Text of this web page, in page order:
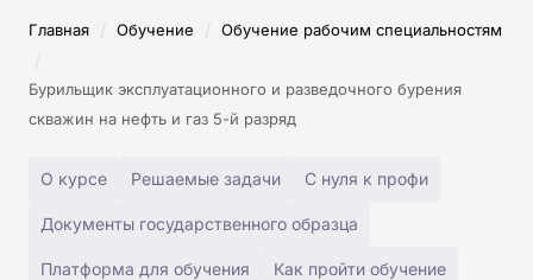
Главная / Обучение / Обучение рабочим специальностям
/
Бурильщик эксплуатационного и разведочного бурения
скважин на нефть и газ 5-й разряд
О курсе Решаемые задачи С нуля к профи
Документы государственного образца
Платформа для обучения Как пройти обучение